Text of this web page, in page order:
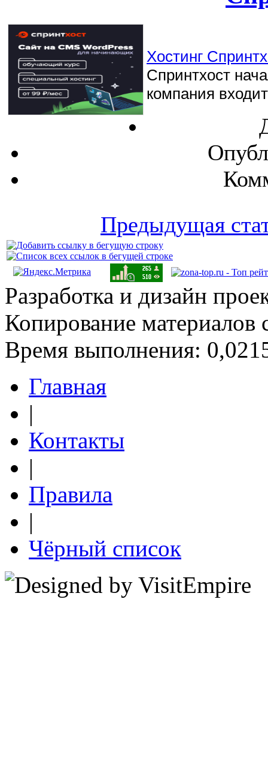
Хостинг
Спринтхост
компания
Предыдущая
Разработка и дизайн
Копирование материалов
Время выполнения:
Главная
|
Контакты
|
Правила
|
Чёрный список